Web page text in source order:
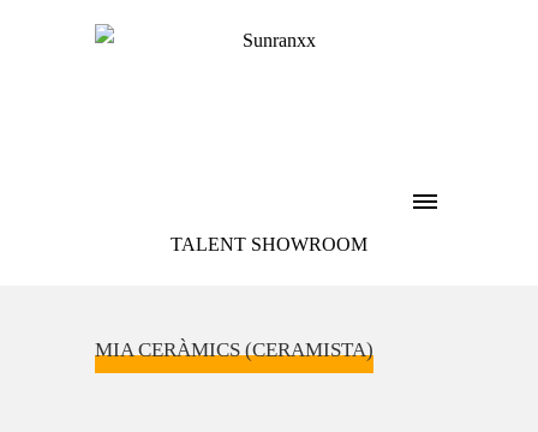
TALENT SHOWROOM
MIA CERÀMICS (CERAMISTA)